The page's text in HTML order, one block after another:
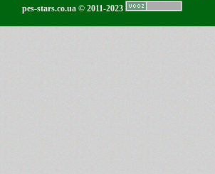
pes-stars.co.ua © 2011-2023